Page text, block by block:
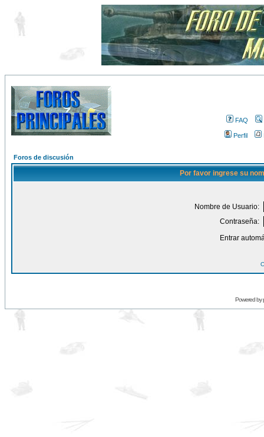
FAQ
Perfil
Foros de discusión
Por favor ingrese su
Nombre de Usuario:
Contraseña:
Entrar
Powered by